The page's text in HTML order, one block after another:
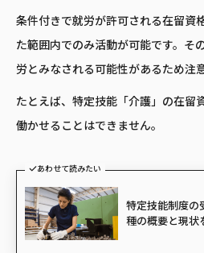
条件付きで就労が許可される在留資
た範囲内でのみ活動が可能です。そ
労とみなされる可能性があるため注
たとえば、特定技能「介護」の在留
働かせることはできません。
あわせて読みたい
特定技能制度の
種の概要と現状